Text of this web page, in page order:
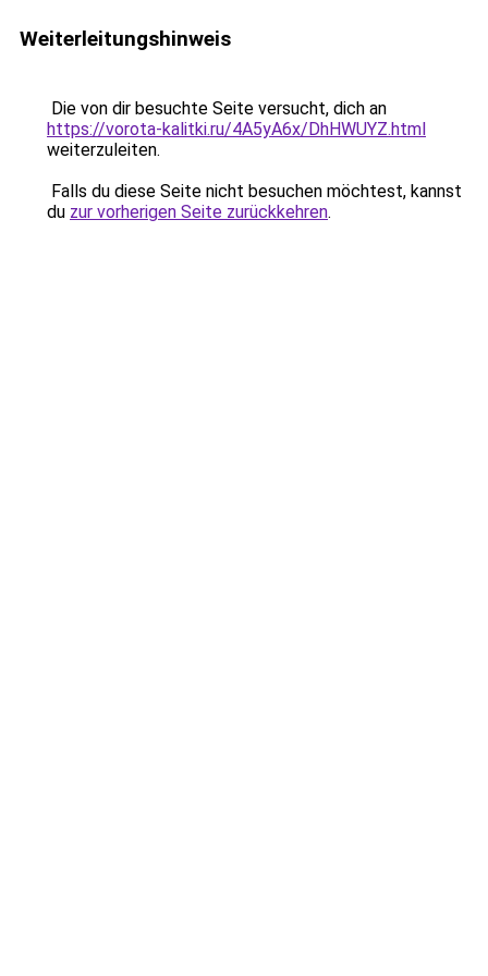
Weiterleitungshinweis
Die von dir besuchte Seite versucht, dich an
https://vorota-kalitki.ru/4A5yA6x/DhHWUYZ.html
weiterzuleiten.
Falls du diese Seite nicht besuchen möchtest, kannst
du zur vorherigen Seite zurückkehren.